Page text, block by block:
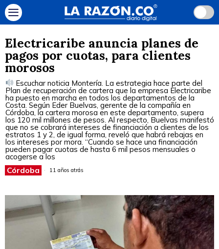
Electricaribe anuncia planes de
pagos por cuotas, para clientes
morosos
Escuchar noticia Montería. La estrategia hace parte del
Plan de recuperación de cartera que la empresa Electricaribe
ha puesto en marcha en todos los departamentos de la
Costa. Según Eder Buelvas, gerente de la compañía en
Córdoba, la cartera morosa en este departamento, supera
los 120 mil millones de pesos. Al respecto, Buelvas manifestó
que no se cobrará intereses de financiación a clientes de los
estratos 1 y 2, de igual forma, reveló que habrá rebajas en
los intereses por mora. “Cuando se hace una financiación
pueden pagar cuotas de hasta 6 mil pesos mensuales o
acogerse a los
Córdoba 11 años atrás